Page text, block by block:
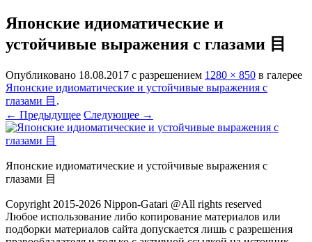
Японские идиоматические и
устойчивые выражения с глазами 目
Опубликовано 18.08.2017 с разрешением 1280 × 850 в галерее
Японские идиоматические и устойчивые выражения с
глазами 目 .
← Предыдущее Следующее →
Японские идиоматические и устойчивые выражения с
глазами 目
Copyright 2015-2026 Nippon-Gatari @All rights reserved
Любое использование либо копирование материалов или
подборки материалов сайта допускается лишь с разрешения